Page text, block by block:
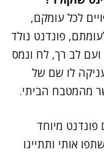
לכל עומקם,
פונדנט נולד
ועם לב רך, לח ונמס
לו שם של
מהמטבח הביתי.
מיוחד
אותי ותתייגו